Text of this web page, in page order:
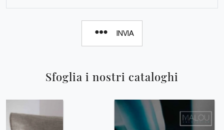
Sfoglia i nostri cataloghi
INVIA